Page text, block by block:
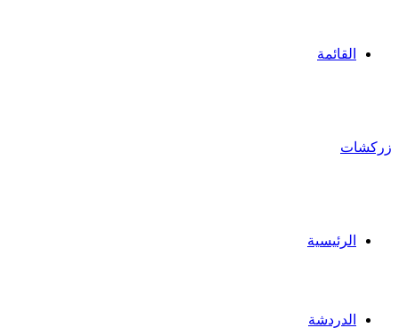
القائمة
زركشات
الرئيسية
الدردشة